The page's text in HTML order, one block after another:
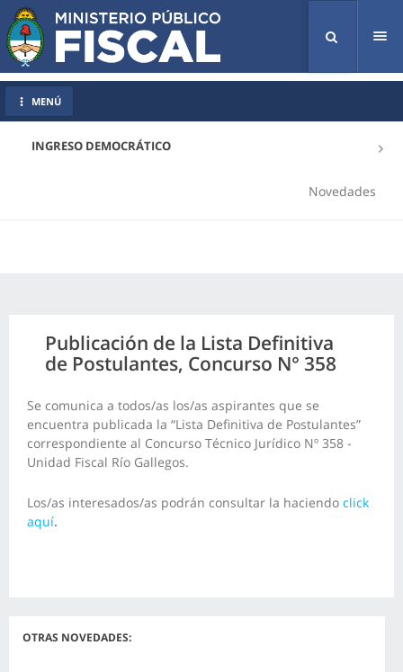
INGRESO DEMOCRÁTICO
Novedades
MENÚ
Publicación de la Lista Definitiva
de Postulantes, Concurso N° 358
Se comunica a todos/as los/as aspirantes que se
encuentra publicada la “Lista Definitiva de Postulantes”
correspondiente al Concurso Técnico Jurídico Nº 358 -
Unidad Fiscal Río Gallegos.
Los/as interesados/as podrán consultar la haciendo click
aquí.
OTRAS NOVEDADES: